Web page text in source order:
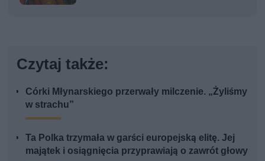
Czytaj także:
Córki Młynarskiego przerwały milczenie. „Żyliśmy
w strachu”
Ta Polka trzymała w garści europejską elitę. Jej
majątek i osiągnięcia przyprawiają o zawrót głowy